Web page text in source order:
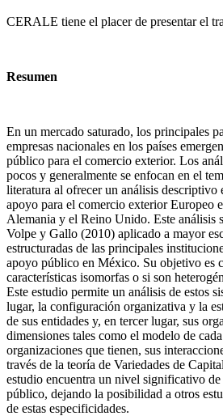
CERALE tiene el placer de presentar el
Resumen
En un mercado saturado, los principales
empresas nacionales en los países
público para el comercio exterior. Los
pocos y generalmente se enfocan en el
literatura al ofrecer un análisis descriptivo
apoyo para el comercio exterior Europeo
Alemania y el Reino Unido. Este análisis
Volpe y Gallo (2010) aplicado a mayor
estructuradas de las principales
apoyo público en México. Su objetivo es
características isomorfas o si son
Este estudio permite un análisis de estos
lugar, la configuración organizativa y la
de sus entidades y, en tercer lugar, sus
dimensiones tales como el modelo de
organizaciones que tienen, sus
través de la teoría de Variedades de
estudio encuentra un nivel significativo
público, dejando la posibilidad a otros
de estas especificidades.